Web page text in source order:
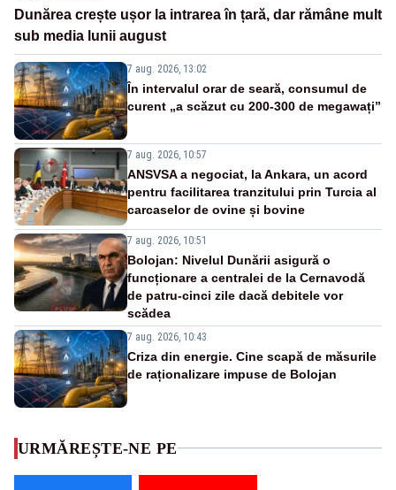
Dunărea crește ușor la intrarea în țară, dar rămâne mult
sub media lunii august
7 aug. 2026, 13:02
În intervalul orar de seară, consumul de
curent „a scăzut cu 200-300 de megawați”
7 aug. 2026, 10:57
ANSVSA a negociat, la Ankara, un acord
pentru facilitarea tranzitului prin Turcia al
carcaselor de ovine și bovine
7 aug. 2026, 10:51
Bolojan: Nivelul Dunării asigură o
funcționare a centralei de la Cernavodă
de patru-cinci zile dacă debitele vor
scădea
7 aug. 2026, 10:43
Criza din energie. Cine scapă de măsurile
de raționalizare impuse de Bolojan
URMĂREȘTE-NE PE